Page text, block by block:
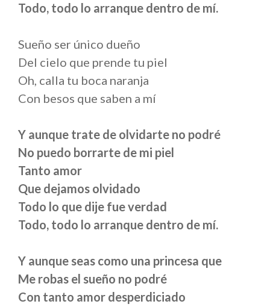
Todo, todo lo arranque dentro de mí.
Sueño ser único dueño
Del cielo que prende tu piel
Oh, calla tu boca naranja
Con besos que saben a mí
Y aunque trate de olvidarte no podré
No puedo borrarte de mi piel
Tanto amor
Que dejamos olvidado
Todo lo que dije fue verdad
Todo, todo lo arranque dentro de mí.
Y aunque seas como una princesa que
Me robas el sueño no podré
Con tanto amor desperdiciado